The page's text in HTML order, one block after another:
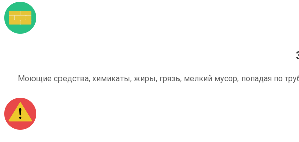
Моющие средства, химикаты, жиры, грязь, мелкий мусор, попадая по